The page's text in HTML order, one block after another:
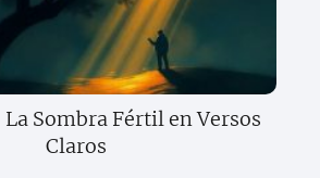
La Sombra Fértil en Versos
Claros